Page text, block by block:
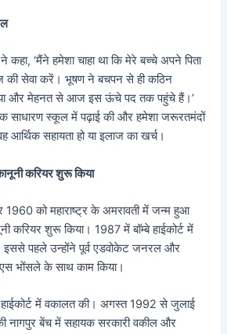
कहा, ‘मैंने हमेशा चाहा था कि मेरे बच्चे अपने पिता
की सेवा करें। भूषण ने बचपन से ही कठिन
और मेहनत से आज इस ऊंचे पद तक पहुंचे हैं।’
साधारण स्कूल में पढ़ाई की और हमेशा जरूरतमंदों
आर्थिक सहायता हो या इलाज का खर्च।
करियर शुरू किया
को महाराष्ट्र के अमरावती में जन्म हुआ
करियर शुरू किया। 1987 में बॉम्बे हाईकोर्ट में
पहले उन्होंने पूर्व एडवोकेट जनरल और
एस भोंसले के साथ काम किया।
में वकालत की। अगस्त 1992 से जुलाई
नागपुर बेंच में सहायक सरकारी वकील और